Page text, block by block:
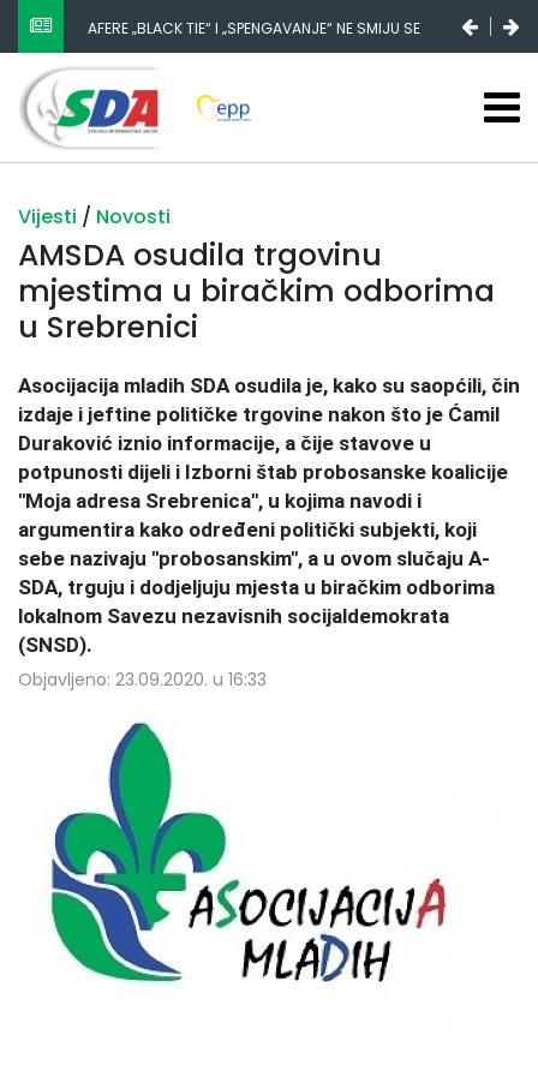
AFERE „BLACK TIE“ I „SPENGAVANJE“ NE SMIJU SE
ZATAŠKATI
Vijesti / Novosti
AMSDA osudila trgovinu
mjestima u biračkim odborima
u Srebrenici
Asocijacija mladih SDA osudila je, kako su saopćili, čin
izdaje i jeftine političke trgovine nakon što je Ćamil
Duraković iznio informacije, a čije stavove u
potpunosti dijeli i Izborni štab probosanske koalicije
"Moja adresa Srebrenica", u kojima navodi i
argumentira kako određeni politički subjekti, koji
sebe nazivaju "probosanskim", a u ovom slučaju A-
SDA, trguju i dodjeljuju mjesta u biračkim odborima
lokalnom Savezu nezavisnih socijaldemokrata
(SNSD).
Objavljeno: 23.09.2020. u 16:33